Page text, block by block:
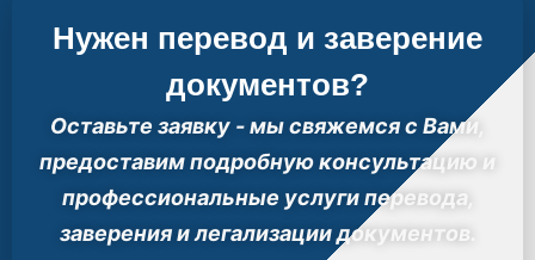
Нужен перевод и заверение
документов?
Оставьте заявку - мы свяжемся с Вами,
предоставим подробную консультацию и
профессиональные услуги перевода,
заверения и легализации документов.